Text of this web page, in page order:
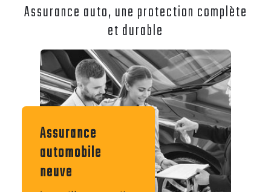
Assurance auto, une protection complète
et durable
Assurance
automobile
neuve